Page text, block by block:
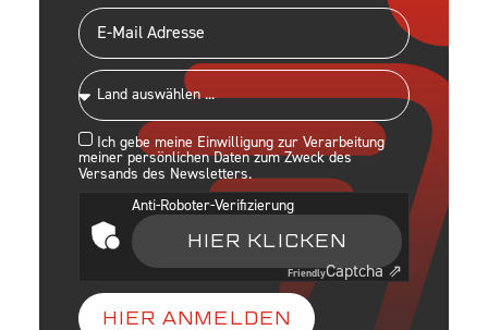
Ich gebe meine Einwilligung zur Verarbeitung
meiner persönlichen Daten zum Zweck des
Versands des Newsletters.
Anti-Roboter-Verifizierung
HIER KLICKEN
FriendlyCaptcha ⇗
HIER ANMELDEN